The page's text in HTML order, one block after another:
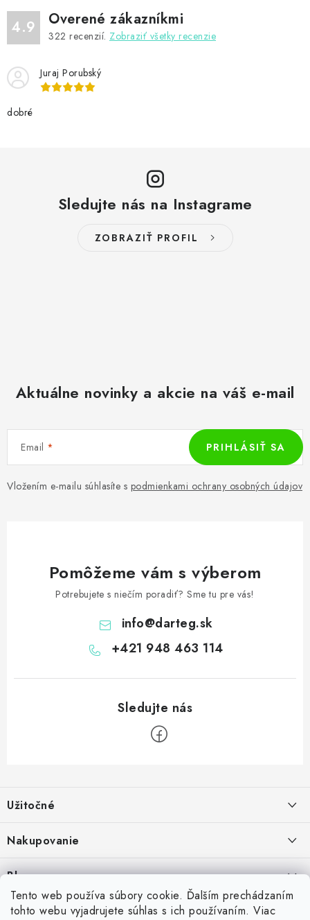
Tento web používa súbory cookie. Ďalším prechádzaním
tohto webu vyjadrujete súhlas s ich používaním. Viac
4.9 Overené zákazníkmi
322 recenzií. Zobraziť všetky recenzie
Juraj Porubský
dobré
Sledujte nás na Instagrame
ZOBRAZIŤ PROFIL
Aktuálne novinky a akcie na váš e-mail
Email
Vložením e-mailu súhlasíte s podmienkami ochrany osobných údajov
PRIHLÁSIŤ SA
Pomôžeme vám s výberom
Potrebujete s niečím poradiť? Sme tu pre vás!
info@darteg.sk
+421 948 463 114
p
ä
t
i
Užitočné
Kontakt
O nás
Spolupráca s klubmi
Nakupovanie
Ako nakupovať
Možnosti dopravy
Blog
Skrutkovacie hroty na šípky: Swiss Point, Switch Point, Quick Point a
Príďte si vyskúšať šípky